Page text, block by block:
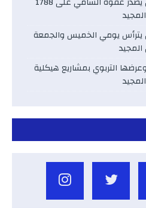
يترأس يومي الخميس والجمعة
التربوي بمشاريع هيكلية